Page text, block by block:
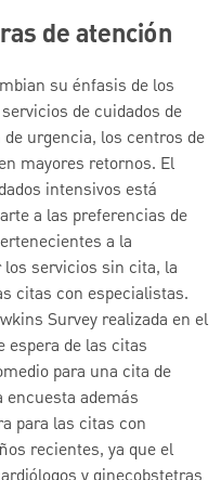
de atención
su énfasis de los
de cuidados de
urgencia, los centros de
mayores retornos. El
intensivos está
a las preferencias de
a la
servicios sin cita, la
citas con especialistas.
Survey realizada en el
espera de las citas
para una cita de
además
para las citas con
recientes, ya que el